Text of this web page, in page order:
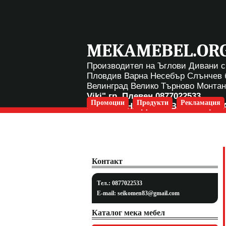
Производител на Ъглови Дивани
Пловдив Варна Несебър Слънчев
Велинград Велико Търново
Viki" гр. Плевен0877022533
БЕЗПЛАТНА ДОСТАВКА ЗА
Промоции Продукти Рекламация
Контакт
Тел.: 0877022533
E-mail: seikomen83@gmail.com
Каталог мека мебел